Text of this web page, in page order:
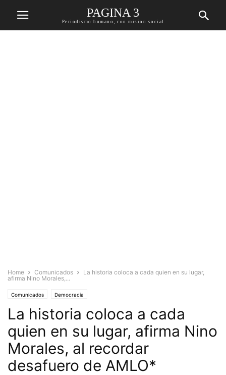
PAGINA 3
Periodismo humano, con mision social
Home Comunicados
La historia coloca a cada quien en su lugar,
afirma Nino Morales,...
Comunicados Democracia
La historia coloca a cada
quien en su lugar, afirma Nino
Morales, al recordar
desafuero de AMLO*